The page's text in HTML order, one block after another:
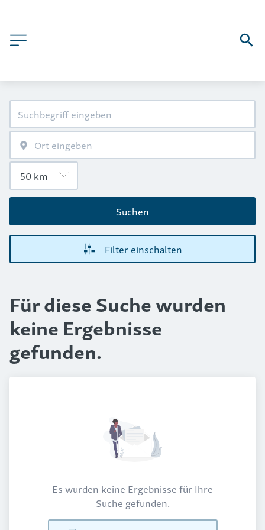
Suchen
Filter einschalten
Für diese Suche wurden
keine Ergebnisse
gefunden.
Es wurden keine Ergebnisse für Ihre
Suche gefunden.